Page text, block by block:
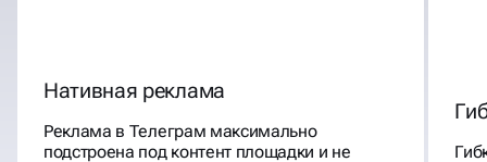
Нативная реклама
Реклама в Телеграм максимально
подстроена под контент площадки и не